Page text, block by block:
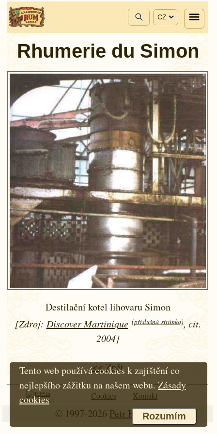
CZ
Rhumerie du Simon
Destilační kotel lihovaru Simon
[Zdroj: Discover Martinique (příslušná stránka), cit.
2004]
<< Zpět
Od roku 1997
Cookies Kontakt
© 1997-2026 Petr Hloušek
Tento web používá cookies k zajištění co
nejlepšího zážitku na našem webu. Zásady
cookies
Rozumím